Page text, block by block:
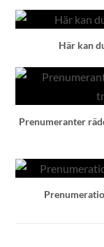
Här kan
Prenumeranter